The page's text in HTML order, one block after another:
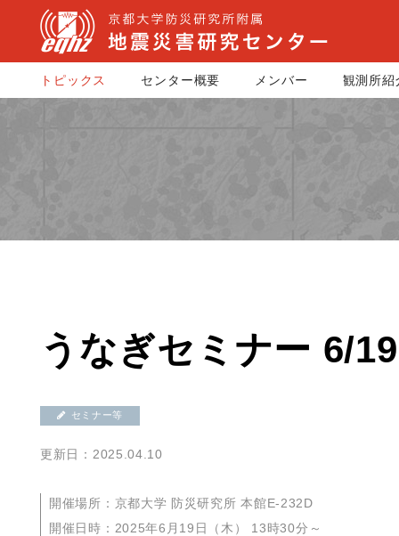
トピックス センター概要 メンバー 観測所紹
うなぎセミナー 6/19
セミナー等
更新日：2025.04.10
開催場所：京都大学 防災研究所 本館E-232D
開催日時：2025年6月19日（木） 13時30分～